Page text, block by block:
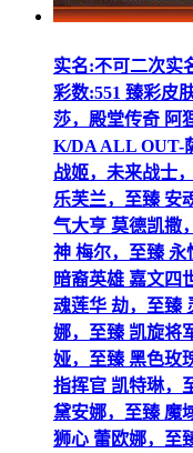
实名:不可二次实
彩数:551 臻彩皮
莎，殿堂传奇 阿
K/DA ALL OUT-
战姬，未来战士
乐芙兰，至臻 安
气大亨 莫德凯撒
神 梅尔，至臻 永
暗裔英雄 嘉文四
魂莲华 劫，至臻
娜，至臻 凯旋将
娅，至臻 黑色玫
指挥官 凯特琳，
黛安娜，至臻 魔
狮心 蕾欧娜，至